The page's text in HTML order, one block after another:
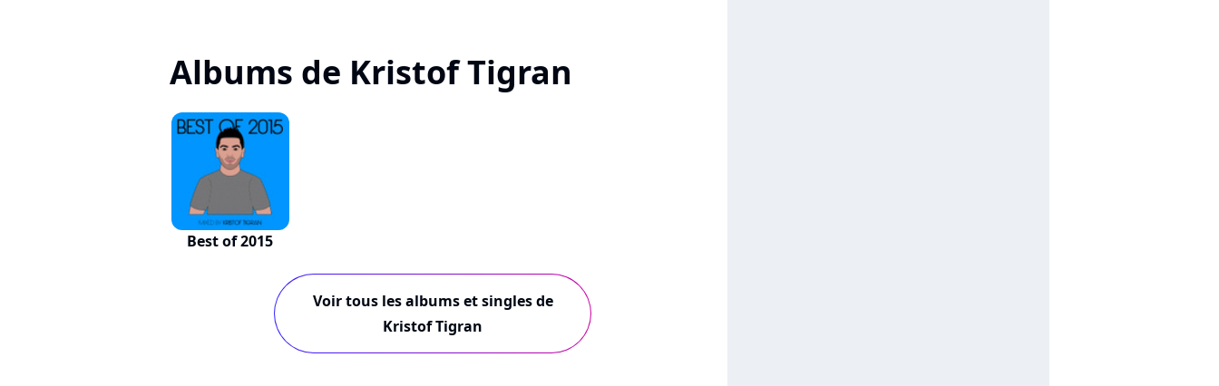
Albums de Kristof Tigran
Best of 2015
Voir tous les albums et singles de
Kristof Tigran